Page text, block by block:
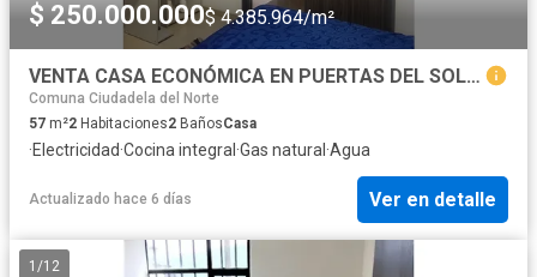
$ 250.000.000$ 4.385.964/m²
VENTA CASA ECONÓMICA EN PUERTAS DEL SOL MANIZALES | CASA EN VENTA
Comuna Ciudadela del Norte
57 m²2 Habitaciones2 BañosCasa
·Electricidad·Cocina integral ·Gas natural ·Agua
Actualizado hace 6 días Ver en detalle
1 /12